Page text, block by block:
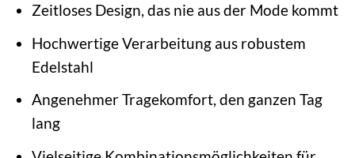
Zeitloses Design, das nie aus der Mode kommt
Hochwertige Verarbeitung aus robustem
Edelstahl
Angenehmer Tragekomfort, den ganzen Tag
lang